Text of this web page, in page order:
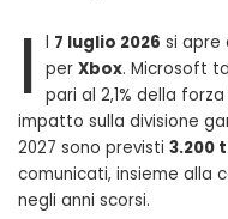
I l 7 luglio 2026 si apre
per Xbox. Microsoft
pari al 2,1% della
impatto sulla divisione
2027 sono previsti 3.200
comunicati, insieme alla
negli anni scorsi.